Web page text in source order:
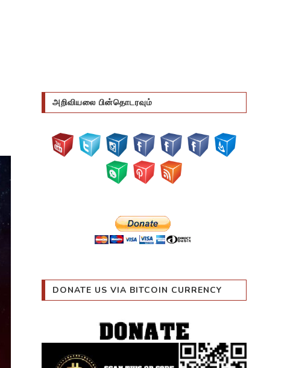
அறிவியலை பின்தொடரவும்
DONATE US VIA BITCOIN CURRENCY